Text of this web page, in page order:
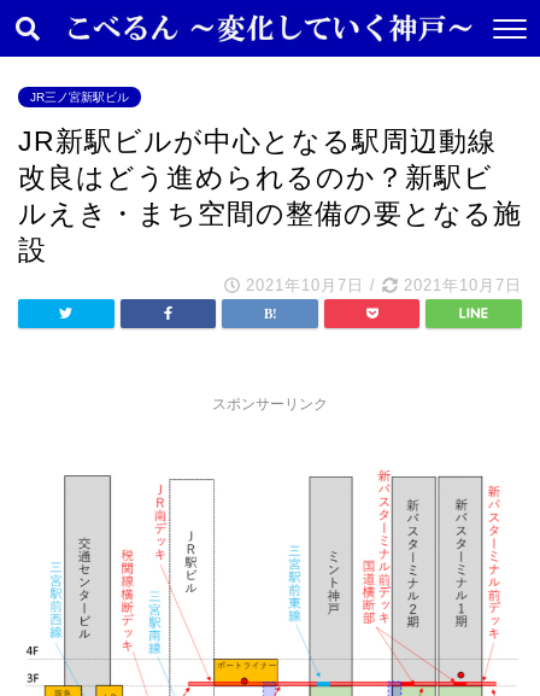
JR三ノ宮新駅ビル
JR新駅ビルが中心となる駅周辺動線
改良はどう進められるのか？新駅ビ
ルえき・まち空間の整備の要となる施
設
2021年10月7日 / 2021年10月7日
スポンサーリンク